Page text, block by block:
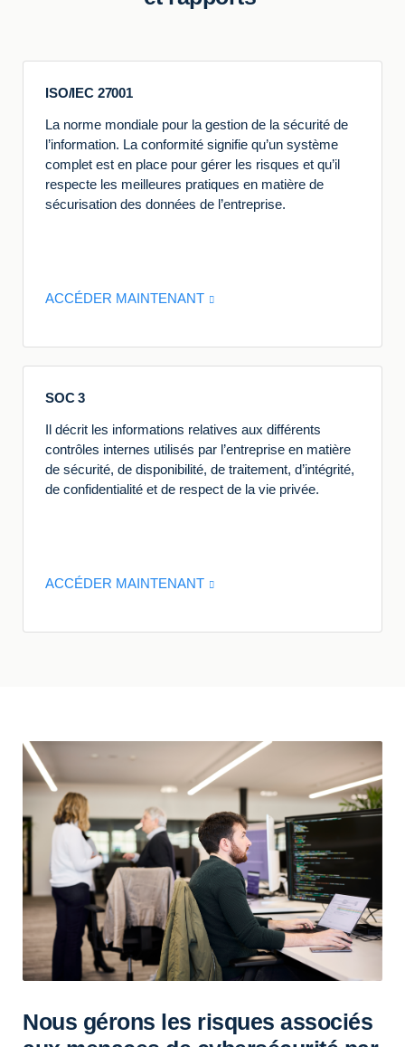
ISO/IEC 27001
La norme mondiale pour la gestion de la sécurité de
l’information. La conformité signifie qu’un système
complet est en place pour gérer les risques et qu’il
respecte les meilleures pratiques en matière de
sécurisation des données de l’entreprise.
ACCÉDER MAINTENANT
SOC 3
Il décrit les informations relatives aux différents
contrôles internes utilisés par l’entreprise en matière
de sécurité, de disponibilité, de traitement, d’intégrité,
de confidentialité et de respect de la vie privée.
ACCÉDER MAINTENANT
Nous gérons les risques associés